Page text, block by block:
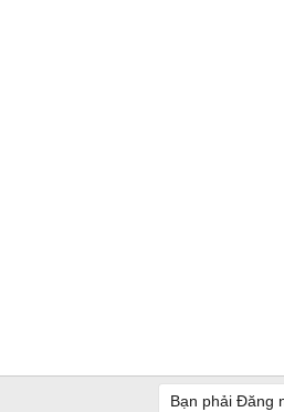
Bạn phải Đăng